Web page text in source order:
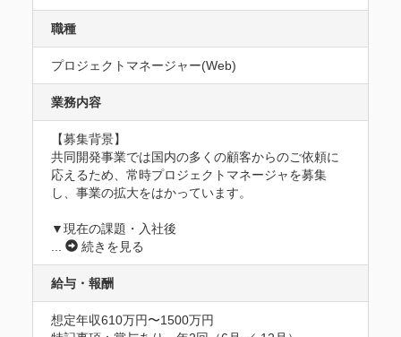
職種
プロジェクトマネージャー(Web)
業務内容
【募集背景】
共同開発事業では国内の多くの顧客からのご依頼に
応えるため、常時プロジェクトマネージャを募集
し、事業の拡大をはかっています。
▼現在の課題・入社後
続きを見る
給与・報酬
想定年収610万円〜1500万円